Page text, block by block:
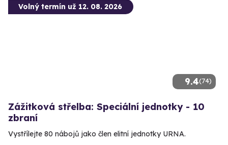
9.4(74)
Volný termín už 12. 08. 2026
Zážitková střelba: Speciální jednotky - 10
zbraní
Vystřílejte 80 nábojů jako člen elitní jednotky URNA.